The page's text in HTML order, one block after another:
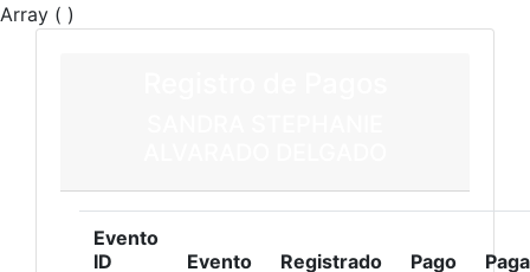
Array ( )
Evento
ID
Evento Registrado Pago